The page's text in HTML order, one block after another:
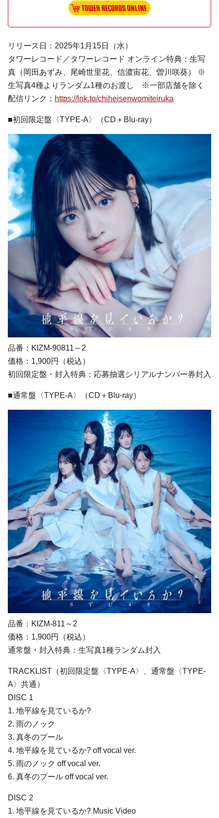
リリース日：2025年1月15日（水）
タワーレコード／タワーレコード オンライン特典：生写
真（岡田あずみ、尾崎世里花、信濃宙花、曽川咲葵） ※
生写真4種よりランダム1種のお渡し ※一部店舗を除く
配信リンク： https://lnk.to/chiheisenwomiteiruka
■初回限定盤〈TYPE-A〉（CD＋Blu-ray）
品番：KIZM-90811～2
価格：1,900円（税込）
初回限定盤・封入特典：応募抽選シリアルナンバー券封入
■通常盤〈TYPE-A〉（CD＋Blu-ray）
品番：KIZM-811～2
価格：1,900円（税込）
通常盤・封入特典：生写真1種ランダム封入
TRACKLIST（初回限定盤〈TYPE-A〉、通常盤〈TYPE-
A〉共通）
DISC 1
1. 地平線を見ているか?
2. 雨のノック
3. 真冬のプール
4. 地平線を見ているか? off vocal ver.
5. 雨のノック off vocal ver.
6. 真冬のプール off vocal ver.
DISC 2
1. 地平線を見ているか? Music Video